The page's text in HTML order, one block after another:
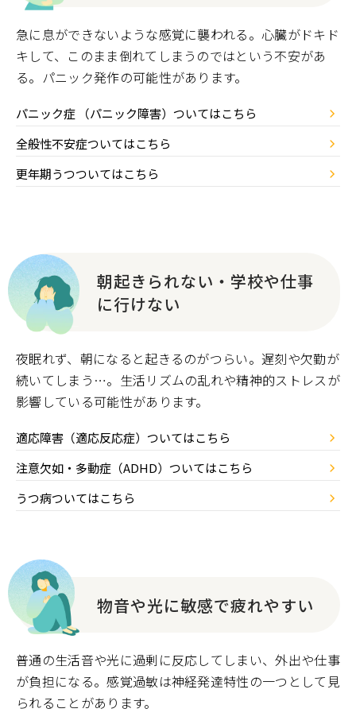
急に息ができないような感覚に襲われる。心臓がドキド
キして、このまま倒れてしまうのではという不安があ
る。パニック発作の可能性があります。
パニック症 （パニック障害）ついてはこちら
全般性不安症ついてはこちら
更年期うつついてはこちら
朝起きられない・学校や仕事
に行けない
夜眠れず、朝になると起きるのがつらい。遅刻や欠勤が
続いてしまう…。生活リズムの乱れや精神的ストレスが
影響している可能性があります。
適応障害（適応反応症）ついてはこちら
注意欠如・多動症（ADHD）ついてはこちら
うつ病ついてはこちら
物音や光に敏感で疲れやすい
普通の生活音や光に過剰に反応してしまい、外出や仕事
が負担になる。感覚過敏は神経発達特性の一つとして見
られることがあります。